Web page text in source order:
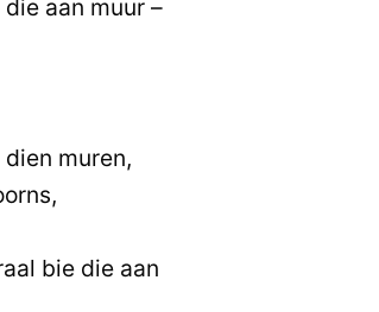
aan muur –
muren,
bie die aan